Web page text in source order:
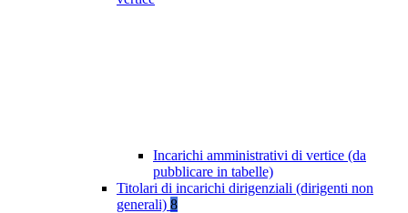
Incarichi amministrativi di vertice (da
pubblicare in tabelle)
Titolari di incarichi dirigenziali (dirigenti non
generali) 8